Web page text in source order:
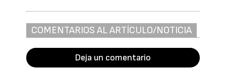
COMENTARIOS AL ARTÍCULO/NOTICIA
Deja un comentario